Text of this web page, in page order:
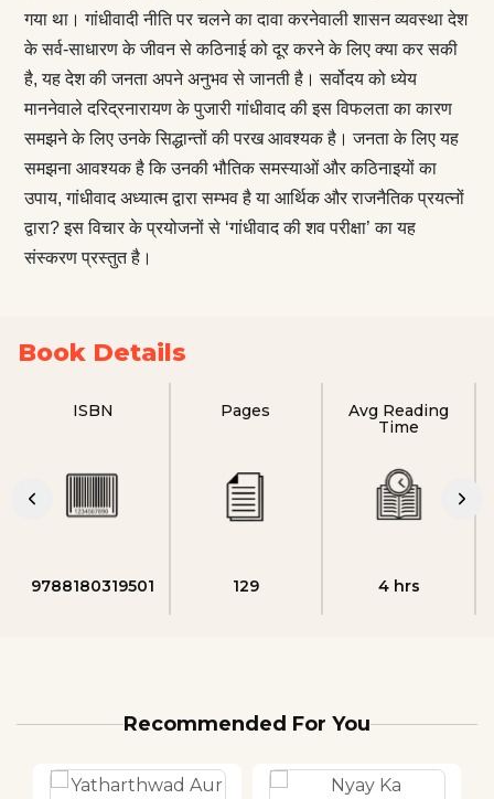
गया था। गांधीवादी नीति पर चलने का दावा करनेवाली शासन व्यवस्था देश
के सर्व-साधारण के जीवन से कठिनाई को दूर करने के लिए क्या कर सकी
है, यह देश की जनता अपने अनुभव से जानती है। सर्वोदय को ध्येय
माननेवाले दरिद्रनारायण के पुजारी गांधीवाद की इस विफलता का कारण
समझने के लिए उनके सिद्धान्तों की परख आवश्यक है। जनता के लिए यह
समझना आवश्यक है कि उनकी भौतिक समस्याओं और कठिनाइयों का
उपाय, गांधीवाद अध्यात्म द्वारा सम्भव है या आर्थिक और राजनैतिक प्रयत्नों
द्वारा? इस विचार के प्रयोजनों से ‘गांधीवाद की शव परीक्षा’ का यह
संस्करण प्रस्तुत है।
Book Details
ISBN
9788180319501
Pages
129
Avg Reading
Time
4 hrs
Recommended For You